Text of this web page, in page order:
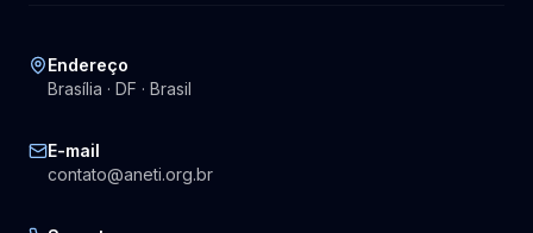
Endereço
Brasília · DF · Brasil
E-mail
contato@aneti.org.br